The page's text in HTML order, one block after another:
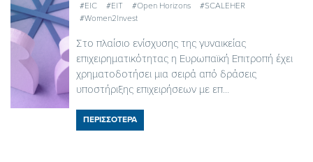
#EIC
#EIT #Open Horizons
#SCALEHER
#Women2Invest
Στο πλαίσιο ενίσχυσης της γυναικείας
επιχειρηματικότητας η Ευρωπαϊκή Επιτροπή έχει
χρηματοδοτήσει μια σειρά από δράσεις
υποστήριξης επιχειρήσεων με επ...
ΠΕΡΙΣΣΟΤΕΡΑ